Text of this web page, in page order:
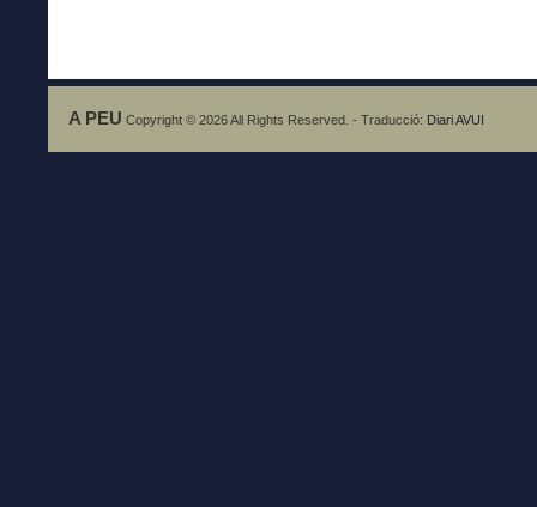
A PEU Copyright © 2026 All Rights Reserved. - Traducció: Diari AVUI